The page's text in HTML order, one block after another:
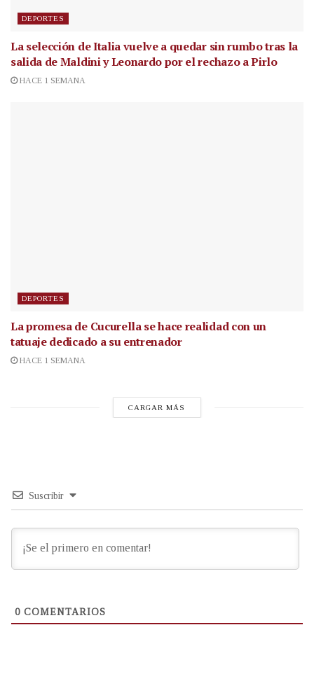
DEPORTES
La selección de Italia vuelve a quedar sin rumbo tras la
salida de Maldini y Leonardo por el rechazo a Pirlo
HACE 1 SEMANA
DEPORTES
La promesa de Cucurella se hace realidad con un
tatuaje dedicado a su entrenador
HACE 1 SEMANA
CARGAR MÁS
Suscribir
0 COMENTARIOS